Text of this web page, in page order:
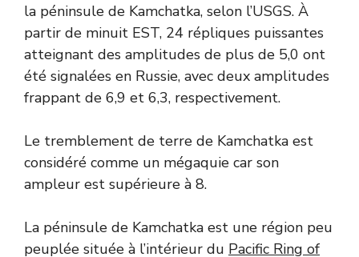
la péninsule de Kamchatka, selon l’USGS. À
partir de minuit EST, 24 répliques puissantes
atteignant des amplitudes de plus de 5,0 ont
été signalées en Russie, avec deux amplitudes
frappant de 6,9 et 6,3, respectivement.
Le tremblement de terre de Kamchatka est
considéré comme un mégaquie car son
ampleur est supérieure à 8.
La péninsule de Kamchatka est une région peu
peuplée située à l’intérieur du Pacific Ring of